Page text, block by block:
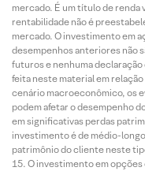
mercado. É um título de renda
rentabilidade não é
mercado. O investimento em
desempenhos anteriores não
futuros e nenhuma declaração
feita neste material em
cenário macroeconômico, os
podem afetar o desempenho
em significativas perdas
investimento é de médio-
patrimônio do cliente neste
O investimento em